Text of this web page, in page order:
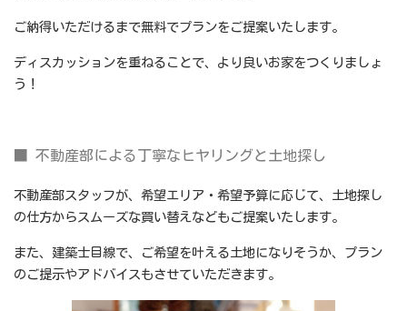
ご納得いただけるまで無料でプランをご提案いたします。
ディスカッションを重ねることで、より良いお家をつくりましょ
う！
■ 不動産部による丁寧なヒヤリングと土地探し
不動産部スタッフが、希望エリア・希望予算に応じて、土地探し
の仕方からスムーズな買い替えなどもご提案いたします。
また、建築士目線で、ご希望を叶える土地になりそうか、プラン
のご提示やアドバイスもさせていただきます。